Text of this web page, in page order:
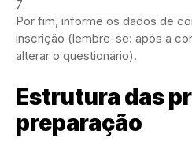
Por fim, informe os dados de
inscrição (lembre-se: após a
alterar o questionário).
Estrutura das
preparação